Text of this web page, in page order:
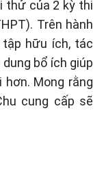
thử của 2 kỳ thi
Trên hành
hữu ích, tác
bổ ích giúp
Mong rằng
cung cấp sẽ